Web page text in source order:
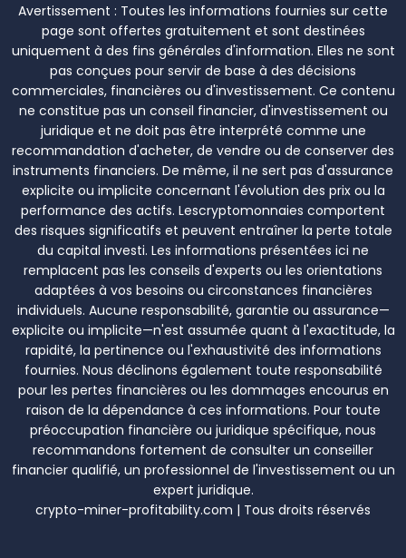
Avertissement : Toutes les informations fournies sur cette
page sont offertes gratuitement et sont destinées
uniquement à des fins générales d'information. Elles ne sont
pas conçues pour servir de base à des décisions
commerciales, financières ou d'investissement. Ce contenu
ne constitue pas un conseil financier, d'investissement ou
juridique et ne doit pas être interprété comme une
recommandation d'acheter, de vendre ou de conserver des
instruments financiers. De même, il ne sert pas d'assurance
explicite ou implicite concernant l'évolution des prix ou la
performance des actifs. Lescryptomonnaies comportent
des risques significatifs et peuvent entraîner la perte totale
du capital investi. Les informations présentées ici ne
remplacent pas les conseils d'experts ou les orientations
adaptées à vos besoins ou circonstances financières
individuels. Aucune responsabilité, garantie ou assurance—
explicite ou implicite—n'est assumée quant à l'exactitude, la
rapidité, la pertinence ou l'exhaustivité des informations
fournies. Nous déclinons également toute responsabilité
pour les pertes financières ou les dommages encourus en
raison de la dépendance à ces informations. Pour toute
préoccupation financière ou juridique spécifique, nous
recommandons fortement de consulter un conseiller
financier qualifié, un professionnel de l'investissement ou un
expert juridique.
crypto-miner-profitability.com | Tous droits réservés